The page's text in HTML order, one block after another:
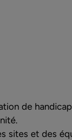
de
sites et des